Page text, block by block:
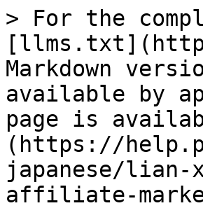
> For the
Markdown
available by
page is
(https://
japanese/
affiliate-